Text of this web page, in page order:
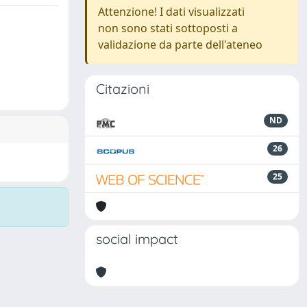
Attenzione! I dati visualizzati
non sono stati sottoposti a
validazione da parte dell'ateneo
Citazioni
ND
26
25
social impact